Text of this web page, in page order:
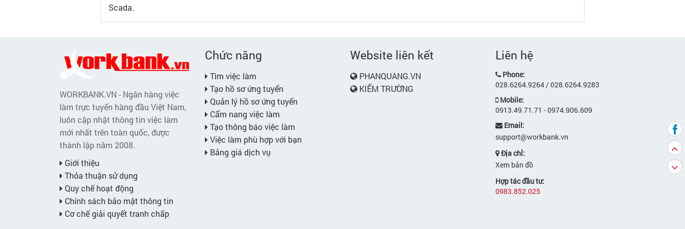
Scada.
WORKBANK.VN - Ngân hàng việc
làm trực tuyến hàng đầu Việt Nam,
luôn cập nhật thông tin việc làm
mới nhất trên toàn quốc, được
thành lập năm 2008.
Giới thiệu
Thỏa thuận sử dụng
Quy chế hoạt động
Chính sách bảo mật thông tin
Cơ chế giải quyết tranh chấp
Chức năng
Tìm việc làm
Tạo hồ sơ ứng tuyển
Quản lý hồ sơ ứng tuyển
Cẩm nang việc làm
Tạo thông báo việc làm
Việc làm phù hợp với bạn
Bảng giá dịch vụ
Website liên kết
PHANQUANG.VN
KIẾM TRƯỜNG
Liên hệ
Phone:
028.6264.9264 / 028.6264.9283
Mobile:
0913.49.71.71 - 0974.906.609
Email:
support@workbank.vn
Địa chỉ:
Xem bản đồ
Hợp tác đầu tư:
0983.852.025